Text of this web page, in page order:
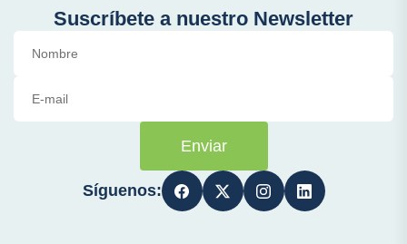
Suscríbete a nuestro Newsletter
Enviar
Síguenos: